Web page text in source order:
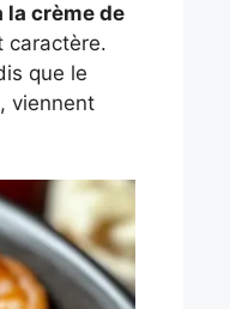
crème de
caractère.
que le
viennent